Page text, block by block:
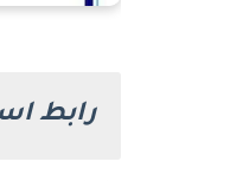
رابط